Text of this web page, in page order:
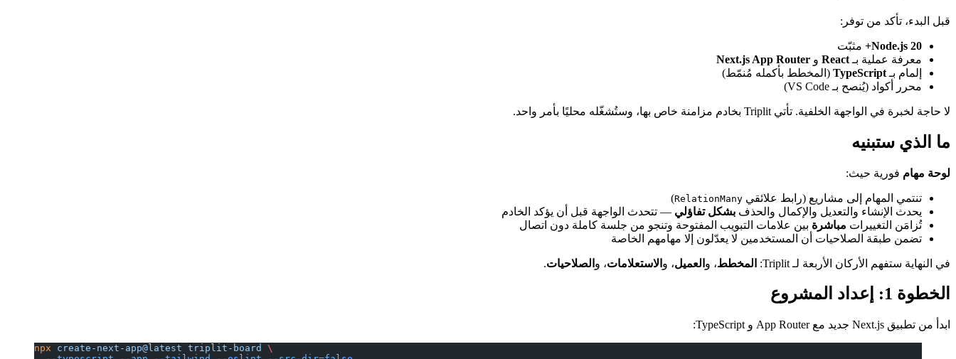
قبل البدء، تأكد من توفر:
Node.js 20+
مثبّت
معرفة عملية بـ React و Next.js App Router
إلمام بـ TypeScript (المخطط بأكمله مُنمّط)
محرر أكواد (يُنصح بـ VS Code)
لا حاجة لخبرة في الواجهة الخلفية. تأتي Triplit بخادم مزامنة خاص بها، وستُشغّله محليًا بأمر واحد.
ما الذي ستبنيه
لوحة مهام فورية حيث:
تنتمي المهام إلى مشاريع (رابط علائقي RelationMany
)
يحدث الإنشاء والتعديل والإكمال والحذف بشكل تفاؤلي — تتحدث الواجهة قبل أن يؤكد الخادم
تُزامَن التغييرات مباشرة بين علامات التبويب المفتوحة وتنجو من جلسة كاملة دون اتصال
تضمن طبقة الصلاحيات أن المستخدمين لا يعدّلون إلا مهامهم الخاصة
في النهاية ستفهم الأركان الأربعة لـ Triplit: المخطط، و العميل، و الاستعلامات، و الصلاحيات.
الخطوة 1: إعداد المشروع
ابدأ من تطبيق Next.js جديد مع App Router و TypeScript:
npx create-next-app@latest triplit-board
\